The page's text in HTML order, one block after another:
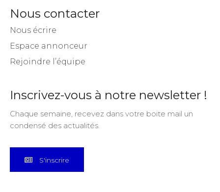
Nous contacter
Nous écrire
Espace annonceur
Rejoindre l’équipe
Inscrivez-vous à notre newsletter !
Chaque semaine, recevez dans votre boite mail un
condensé des actualités.
S'inscrire